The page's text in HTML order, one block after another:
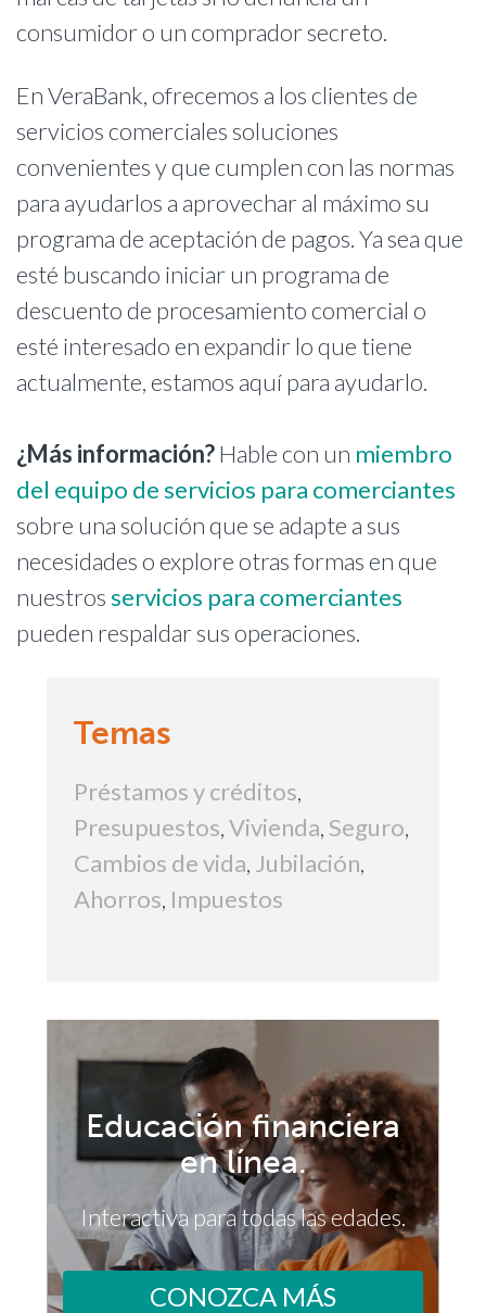
consumidor o un comprador secreto.
En VeraBank, ofrecemos a los clientes de
servicios comerciales soluciones
convenientes y que cumplen con las normas
para ayudarlos a aprovechar al máximo su
programa de aceptación de pagos. Ya sea que
esté buscando iniciar un programa de
descuento de procesamiento comercial o
esté interesado en expandir lo que tiene
actualmente, estamos aquí para ayudarlo.
¿Más información?Hable con un miembro
del equipo de servicios para comerciantes
sobre una solución que se adapte a sus
necesidades o explore otras formas en que
nuestrosservicios para comerciantes
pueden respaldar sus operaciones.
Temas
Préstamos y créditos,
Presupuestos,Vivienda, Seguro,
Cambios de vida, Jubilación,
Ahorros, Impuestos
Educación financiera
en línea.
Interactiva para todas las edades.
CONOZCA MÁS